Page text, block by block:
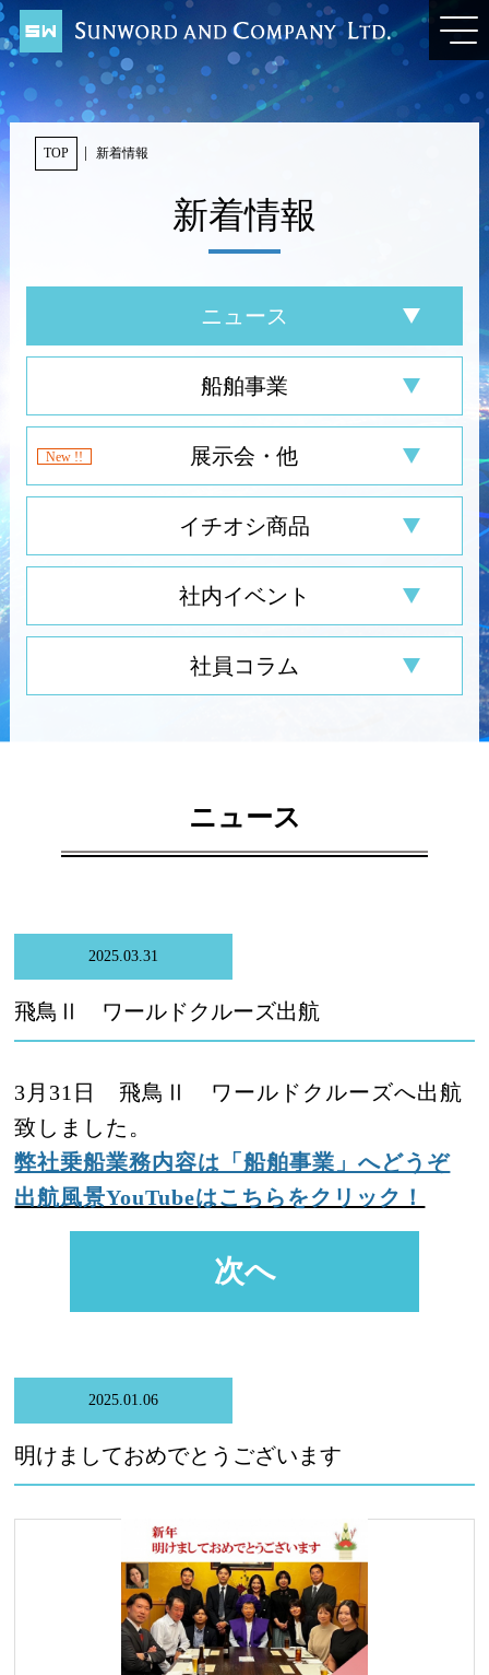
TOP 新着情報
新着情報
ニュース
船舶事業
展示会・他
イチオシ商品
社内イベント
社員コラム
ニュース
2025.03.31
飛鳥Ⅱ ワールドクルーズ出航
3月31日 飛鳥Ⅱ ワールドクルーズへ出航
致しました。
弊社乗船業務内容は「船舶事業」へどうぞ
出航風景YouTubeはこちらをクリック！
次へ
2025.01.06
明けましておめでとうございます